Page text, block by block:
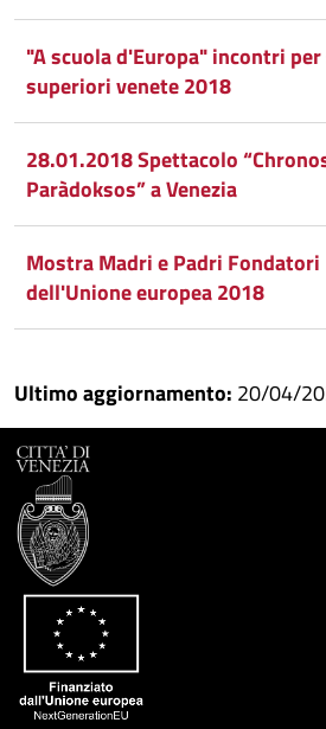
"A scuola d'Europa" incontri
superiori venete 2018
28.01.2018 Spettacolo
Paràdoksos” a Venezia
Mostra Madri e Padri Fondatori
dell'Unione europea 2018
Ultimo aggiornamento: 20/04/